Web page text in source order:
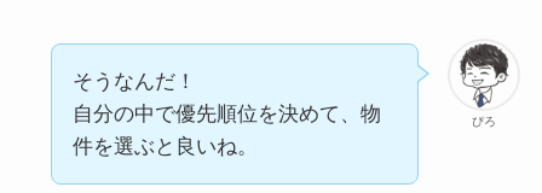
ぴろ
そうなんだ！
自分の中で優先順位を決めて、物
件を選ぶと良いね。